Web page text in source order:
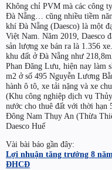
Không chỉ PVM mà các công
Đà Nẵng… cũng nhiều tiềm
khí Đà Nẵng (Daesco) là một
Việt Nam. Năm 2019, Daesco
sản lượng xe bán ra là 1.356
khu đất ở Đà Nẵng như
Phan Đăng Lưu, hiện nay làm
m2 ở số 495 Nguyễn Lương
hành ô tô, xe tải nặng và xe
(Khu công nghiệp dịch vụ
nước cho thuê đất với thời
Đông Nam Thụy An (Thừa
Daesco Huế
Vài bài báo gần đây:
Lợi nhuận tăng trưởng 8
ĐHCĐ